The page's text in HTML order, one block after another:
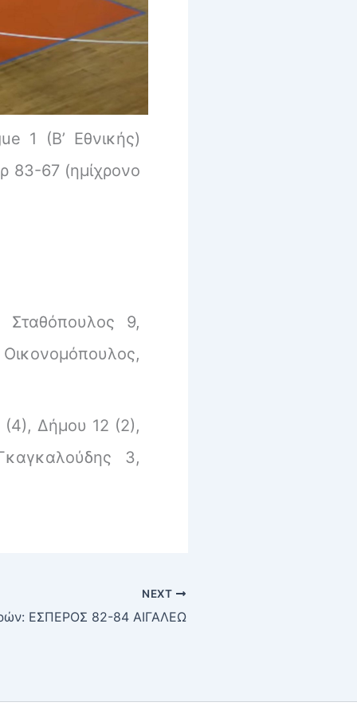
1 (Β’ Εθνικής)
83-67 (ημίχρονο
9,
Δήμου 12 (2),
3,
NEXT
ΕΣΠΕΡΟΣ 82-84 ΑΙΓΑΛΕΩ